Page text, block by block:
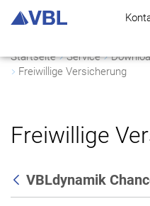
Startseite Service
Freiwillige Versicherung
Freiwillige
Zurück
VBLdynamik